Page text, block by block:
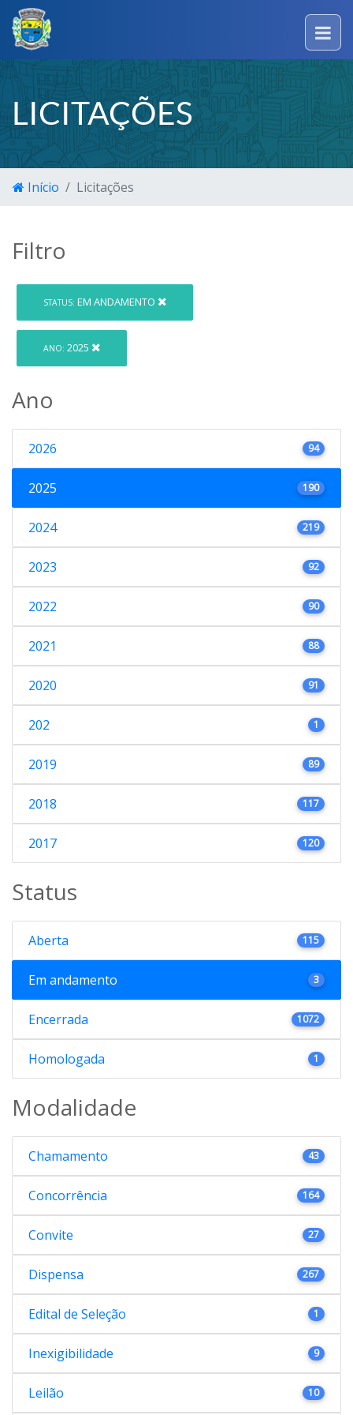
LICITAÇÕES
Início Licitações
Filtro
STATUS: EM ANDAMENTO
ANO: 2025
Ano
2026 94
2025 190
2024 219
2023 92
2022 90
2021 88
2020 91
202 1
2019 89
2018 117
2017 120
Status
Aberta 115
Em andamento 3
Encerrada 1072
Homologada 1
Modalidade
Chamamento 43
Concorrência 164
Convite 27
Dispensa 267
Edital de Seleção 1
Inexigibilidade 9
Leilão 10